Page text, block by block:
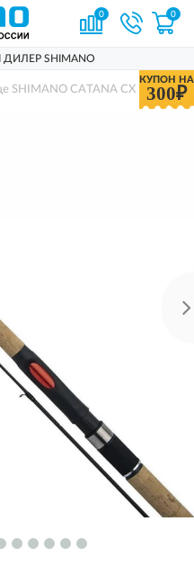
0 0
ДИЛЕР SHIMANO
КУПОН НА
300₽
SHIMANO CATANA CX